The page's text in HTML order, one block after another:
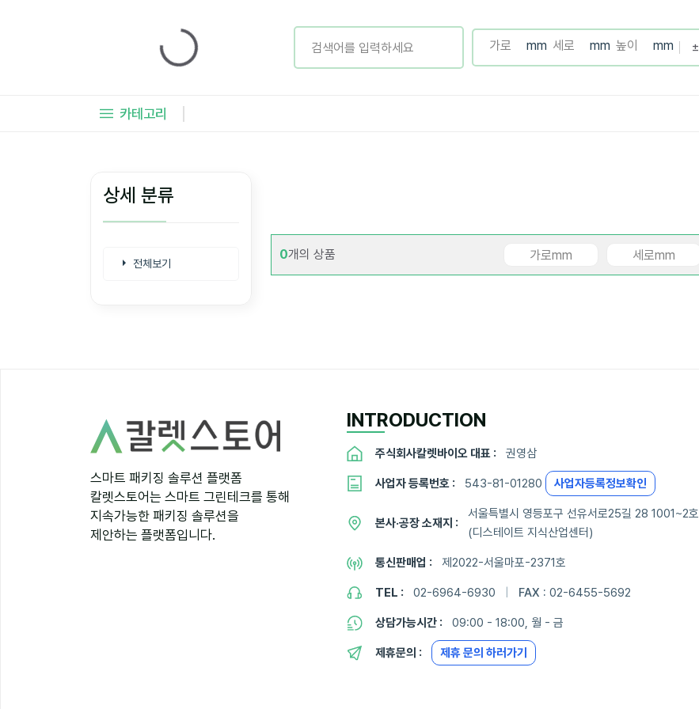
카테고리
상세 분류
전체보기
0개의 상품
스마트 패키징 솔루션 플랫폼
칼렛스토어는 스마트 그린테크를 통해
지속가능한 패키징 솔루션을
제안하는 플랫폼입니다.
INTRODUCTION
주식회사칼렛바이오 대표 : 권영삼
사업자 등록번호 : 543-81-01280 사업자등록정보확인
본사·공장 소재지 :
서울특별시 영등포구 선유서로25길 28 1001~2호
(디스테이트 지식산업센터)
통신판매업 : 제2022-서울마포-2371호
TEL : 02-6964-6930 FAX : 02-6455-5692
상담가능시간 : 09:00 - 18:00, 월 - 금
제휴문의 : 제휴 문의 하러가기